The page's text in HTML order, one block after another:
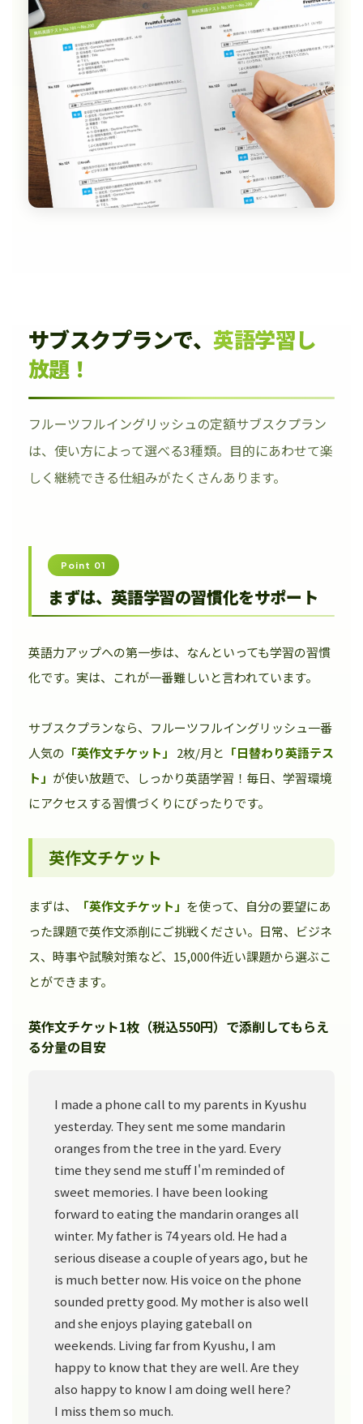
サブスクプランで、 英語学習し
放題！
フルーツフルイングリッシュの定額サブスクプラン
は、使い方によって選べる3種類。目的にあわせて楽
しく継続できる仕組みがたくさんあります。
Point 01
まずは、英語学習の習慣化をサポート
英語力アップへの第一歩は、なんといっても学習の習慣
化です。実は、これが一番難しいと言われています。
サブスクプランなら、フルーツフルイングリッシュ一番
人気の 「英作文チケット」 2枚/月と 「日替わり英語テス
ト」 が使い放題で、しっかり英語学習！毎日、学習環境
にアクセスする習慣づくりにぴったりです。
英作文チケット
まずは、 「英作文チケット」 を使って、自分の要望にあ
った課題で英作文添削にご挑戦ください。日常、ビジネ
ス、時事や試験対策など、15,000件近い課題から選ぶこ
とができます。
英作文チケット1枚（税込550円）で添削してもらえ
る分量の目安
I made a phone call to my parents in Kyushu
yesterday. They sent me some mandarin
oranges from the tree in the yard. Every
time they send me stuff I'm reminded of
sweet memories. I have been looking
forward to eating the mandarin oranges all
winter. My father is 74 years old. He had a
serious disease a couple of years ago, but he
is much better now. His voice on the phone
sounded pretty good. My mother is also well
and she enjoys playing gateball on
weekends. Living far from Kyushu, I am
happy to know that they are well. Are they
also happy to know I am doing well here?
I miss them so much.